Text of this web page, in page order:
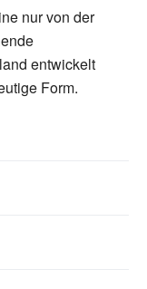
nur von der
entwickelt
Form.